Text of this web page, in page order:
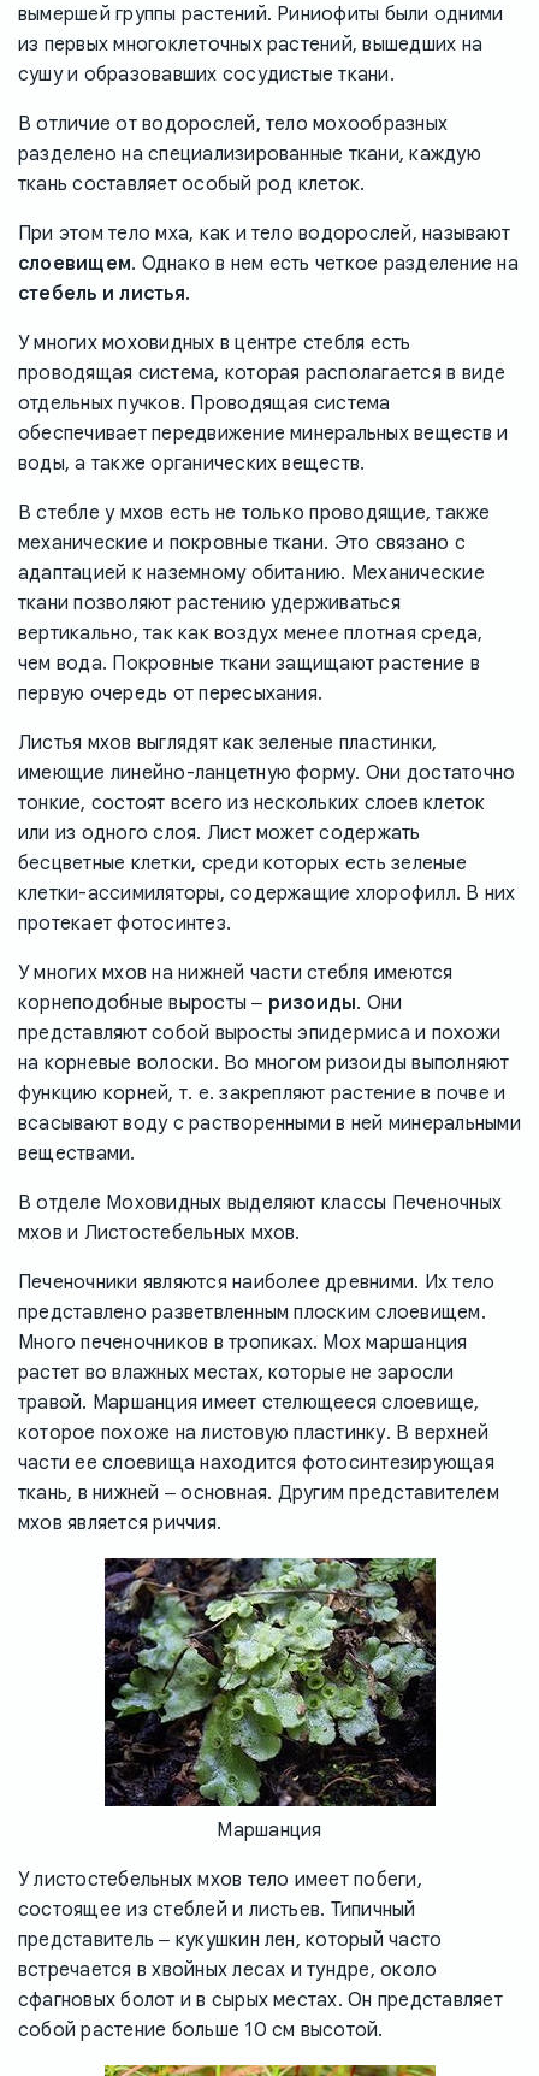
вымершей группы растений. Риниофиты были одними
из первых многоклеточных растений, вышедших на
сушу и образовавших сосудистые ткани.
В отличие от водорослей, тело мохообразных
разделено на специализированные ткани, каждую
ткань составляет особый род клеток.
При этом тело мха, как и тело водорослей, называют
слоевищем. Однако в нем есть четкое разделение на
стебель и листья.
У многих моховидных в центре стебля есть
проводящая система, которая располагается в виде
отдельных пучков. Проводящая система
обеспечивает передвижение минеральных веществ и
воды, а также органических веществ.
В стебле у мхов есть не только проводящие, также
механические и покровные ткани. Это связано с
адаптацией к наземному обитанию. Механические
ткани позволяют растению удерживаться
вертикально, так как воздух менее плотная среда,
чем вода. Покровные ткани защищают растение в
первую очередь от пересыхания.
Листья мхов выглядят как зеленые пластинки,
имеющие линейно-ланцетную форму. Они достаточно
тонкие, состоят всего из нескольких слоев клеток
или из одного слоя. Лист может содержать
бесцветные клетки, среди которых есть зеленые
клетки-ассимиляторы, содержащие хлорофилл. В них
протекает фотосинтез.
У многих мхов на нижней части стебля имеются
корнеподобные выросты ‒ ризоиды. Они
представляют собой выросты эпидермиса и похожи
на корневые волоски. Во многом ризоиды выполняют
функцию корней, т. е. закрепляют растение в почве и
всасывают воду с растворенными в ней минеральными
веществами.
В отделе Моховидных выделяют классы Печеночных
мхов и Листостебельных мхов.
Печеночники являются наиболее древними. Их тело
представлено разветвленным плоским слоевищем.
Много печеночников в тропиках. Мох маршанция
растет во влажных местах, которые не заросли
травой. Маршанция имеет стелющееся слоевище,
которое похоже на листовую пластинку. В верхней
части ее слоевища находится фотосинтезирующая
ткань, в нижней ‒ основная. Другим представителем
мхов является риччия.
Маршанция
У листостебельных мхов тело имеет побеги,
состоящее из стеблей и листьев. Типичный
представитель ‒ кукушкин лен, который часто
встречается в хвойных лесах и тундре, около
сфагновых болот и в сырых местах. Он представляет
собой растение больше 10 см высотой.